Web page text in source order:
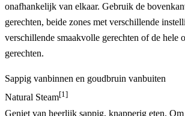
onafhankelijk van elkaar. Gebruik de
gerechten, beide zones met verschillende
verschillende smaakvolle gerechten of de hele
gerechten.
Sappig vanbinnen en goudbruin vanbuiten
Natural Steam[1]
Geniet van heerlijk sappig, knapperig eten.